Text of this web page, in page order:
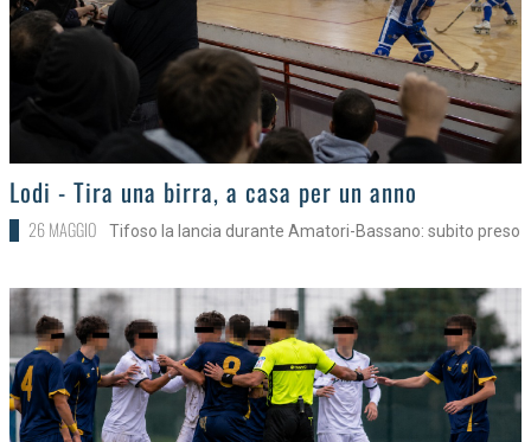
>Lodi - Tira una birra, a casa per un anno
26 MAGGIO Tifoso la lancia durante Amatori-Bassano: subito preso